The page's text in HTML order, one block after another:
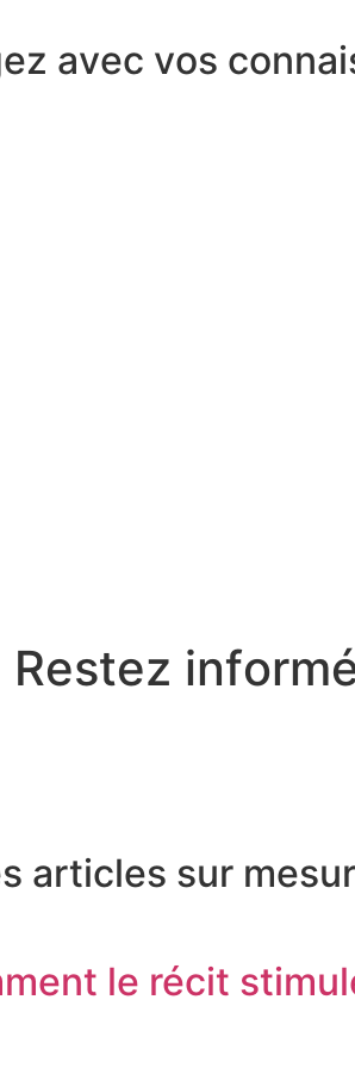
ez avec vos connai
Restez inform
articles sur
le récit